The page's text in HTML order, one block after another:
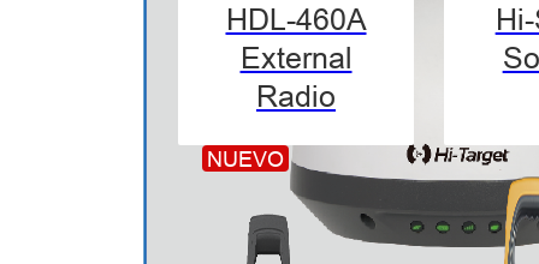
HDL-460A
External
Radio
NUEVO